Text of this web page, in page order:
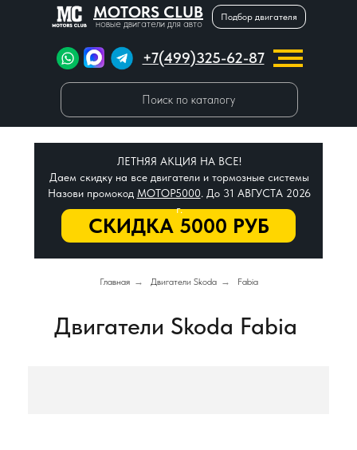
MOTORS CLUB
новые двигатели для авто
Подбор двигателя
+7(499)325-62-87
Поиск по каталогу
СКИДКА 5000 РУБ
ЛЕТНЯЯ АКЦИЯ НА ВСЕ!
Даем скидку на все двигатели и тормозные системы
Назови промокод МОТОР5000. До 31 АВГУСТА 2026
г.
Главная → Двигатели Skoda → Fabia
Двигатели Skoda Fabia